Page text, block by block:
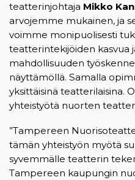
teatterinjohtaja Mikko
arvojemme mukainen, ja
voimme monipuolisesti
teatterintekijöiden kasvua
mahdollisuuden
näyttämöllä. Samalla
yksittäisinä teatterilaisina.
yhteistyötä nuorten
”Tampereen
tämän yhteistyön myötä
syvemmälle teatterin
Tampereen kaupungin